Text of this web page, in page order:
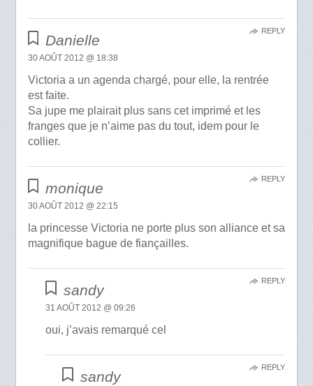
Danielle
30 AOÛT 2012 @ 18:38
Victoria a un agenda chargé, pour elle, la rentrée
est faite.
Sa jupe me plairait plus sans cet imprimé et les
franges que je n’aime pas du tout, idem pour le
collier.
REPLY
monique
30 AOÛT 2012 @ 22:15
la princesse Victoria ne porte plus son alliance et sa
magnifique bague de fiançailles.
REPLY
sandy
31 AOÛT 2012 @ 09:26
oui, j’avais remarqué cel
REPLY
sandy
REPLY